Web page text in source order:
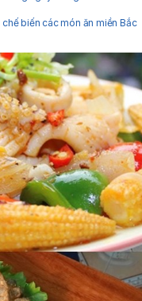
chế biến các món ăn miền Bắc